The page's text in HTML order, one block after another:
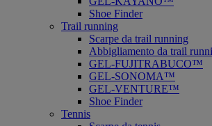
Shoe Finder
Trail running
Scarpe da trail running
Abbigliamento da trail
GEL-FUJITRABUCO™
GEL-SONOMA™
GEL-VENTURE™
Shoe Finder
Tennis